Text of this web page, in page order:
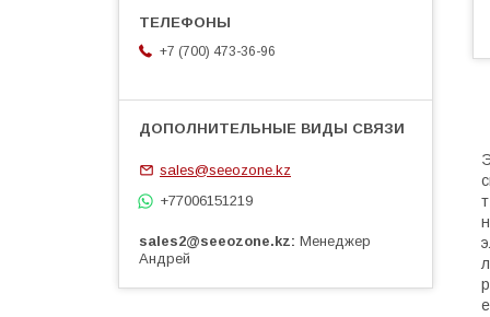
+7 (700) 473-36-96
sales@seeozone.kz
+77006151219
sales2@seeozone.kz Менеджер
Андрей